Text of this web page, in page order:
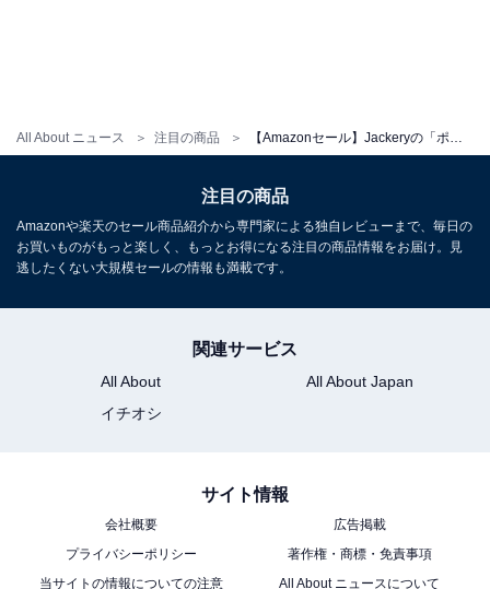
All About ニュース 注目の商品
Jackery SolarSaga 100 ソーラーパネル 100W 太陽光パ
ネル USB-C/USB-A/DC出力 折りたたみ式 ソーラーチャー
IP65防水 (100W 18V 5.55A) ジャクリ ポータブル電源 対
注目の商品
Amazonや楽天のセール商品紹介から専門家による独自レビューまで、毎日の
お買いものがもっと楽しく、もっとお得になる注目の商品情報をお届け。見
逃したくない大規模セールの情報も満載です。
関連サービス
All About
All About Japan
イチオシ
サイト情報
会社概要
広告掲載
プライバシーポリシー
著作権・商標・免責事項
当サイトの情報についての注意
All About ニュースについて